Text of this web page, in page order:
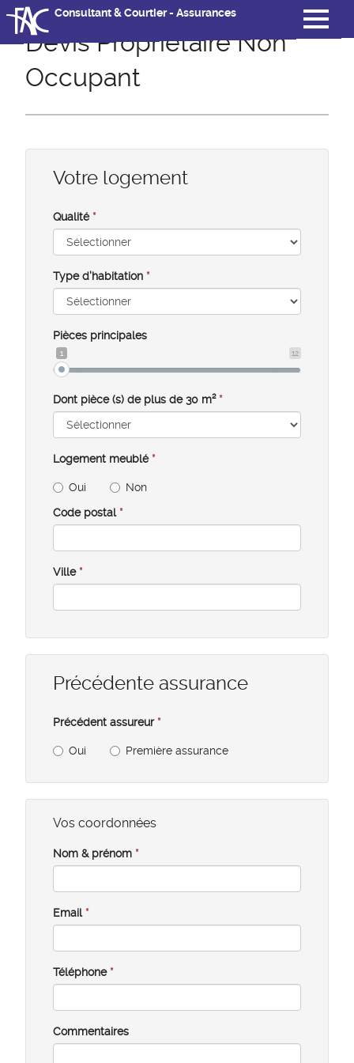
Consultant & Courtier - Assurances
Devis Propriétaire Non
Occupant
Votre logement
Qualité *
Type d'habitation *
Pièces principales
12
1
Dont pièce (s) de plus de 30 m² *
Logement meublé *
Oui
Non
Code postal *
Ville *
Précédente assurance
Précédent assureur *
Oui Première assurance
Vos coordonnées
Nom & prénom *
Email *
Téléphone *
Commentaires